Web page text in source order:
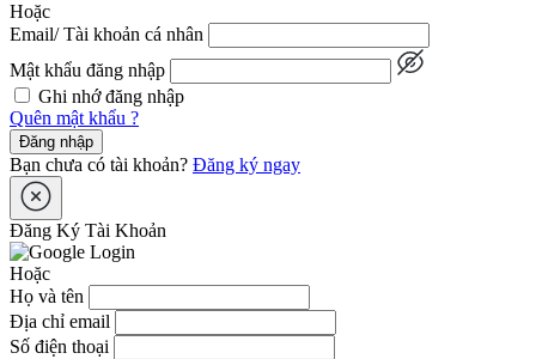
Hoặc
Email/ Tài khoản cá nhân
Mật khẩu đăng nhập
Ghi nhớ đăng nhập
Quên mật khẩu ?
Đăng nhập
Bạn chưa có tài khoản? Đăng ký ngay
Đăng Ký Tài Khoản
Hoặc
Họ và tên
Địa chỉ email
Số điện thoại